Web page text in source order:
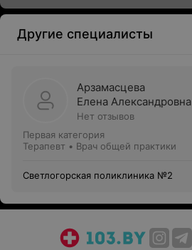
Другие специалисты
Арзамасцева
Елена Александровна
Нет отзывов
Первая категория
Терапевт • Врач общей практики
Светлогорская поликлиника №2